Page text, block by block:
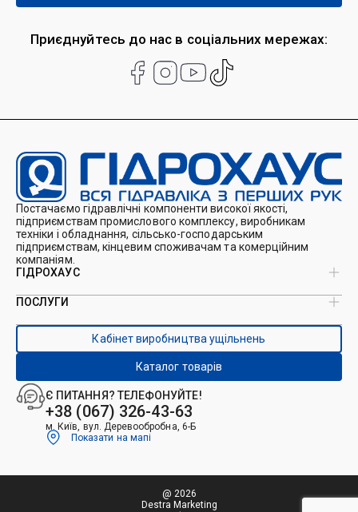
Приєднуйтесь до нас в соціальних мережах:
Постачаємо гідравлічні компоненти високої якості,
підприємствам промислового комплексу, виробникам
техніки і обладнання, сільсько-господарським
підприємствам, кінцевим споживачам та комерційним
компаніям.
Є ПИТАННЯ? ТЕЛЕФОНУЙТЕ!
+38 (067) 326-43-63
м. Київ, вул. Деревообробна, 6-Б
Показати на мапі
ГІДРОХАУС
Про нас
Каталоги
Контакти
ПОСЛУГИ
Виробництво ущільнень
Виробництво гідроциліндрів
Ремонт гідроциліндрів
Ремонт і виготовлення РВТ
Ремонт техніки
Гідрофікація авто
Кабінет виробництва ущільнень
Каталог товарів
@ 2026
Destra Marketing